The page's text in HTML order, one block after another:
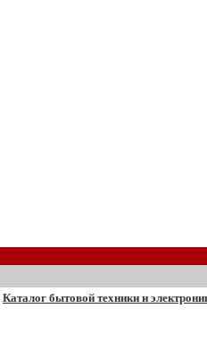
Каталог бытовой техники и